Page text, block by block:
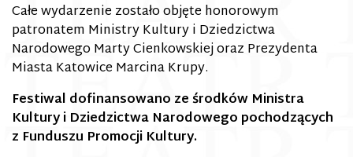
Całe wydarzenie zostało objęte honorowym
patronatem Ministry Kultury i Dziedzictwa
Narodowego Marty Cienkowskiej oraz Prezydenta
Miasta Katowice Marcina Krupy.
Festiwal dofinansowano ze środków Ministra
Kultury i Dziedzictwa Narodowego pochodzących
z Funduszu Promocji Kultury.